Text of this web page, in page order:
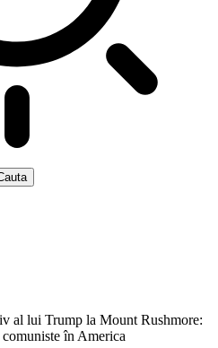
al lui Trump la Mount Rushmore:
în America